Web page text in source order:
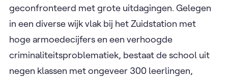
geconfronteerd met grote uitdagingen. Gelegen
in een diverse wijk vlak bij het Zuidstation met
hoge armoedecijfers en een verhoogde
criminaliteitsproblematiek, bestaat de school uit
negen klassen met ongeveer 300 leerlingen,